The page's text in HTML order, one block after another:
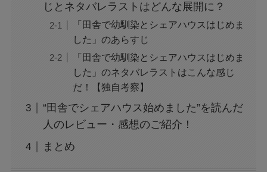
北九州マクドナルドに防犯・監視カメラはな
い？犯人はなぜ捕まらないのかも！
セブン・ホワイト生チョコアイスの販売地域は
どこに売ってる？北海道は？
じとネタバレラストはどんな展開に？
「田舎で幼馴染とシェアハウスはじめま
した」のあらすじ
「田舎で幼馴染とシェアハウスはじめま
した」のネタバレラストはこんな感じ
だ！【独自考察】
“田舎でシェアハウス始めました”を読んだ
人のレビュー・感想のご紹介！
まとめ